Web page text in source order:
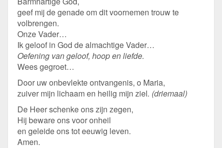
geef mij de genade om dit voornemen trouw te
volbrengen.
Onze Vader…
Ik geloof in God de almachtige Vader…
Oefening van geloof, hoop en liefde.
Wees gegroet…
Door uw onbevlekte ontvangenis, o Maria,
zuiver mijn lichaam en heilig mijn ziel. (driemaal)
De Heer schenke ons zijn zegen,
Hij beware ons voor onheil
en geleide ons tot eeuwig leven.
Amen.